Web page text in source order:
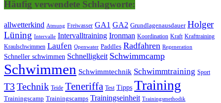
Häufig verwendete Schlagworte:
allwetterkind Atmung Freiwasser GA1 GA2 Grundlagenausdauer Holger
Lüning Intervalle Intervalltraining Ironman Koordination Kraft Krafttraining
Kraulschwimmen Laufen Openwater Paddles Radfahren Regeneration
Schneller schwimmen Schnelligkeit Schwimmcamp
Schwimmen Schwimmtechnik Schwimmtraining Sport
T3Technik Teide Teneriffa Test Tipps Training
Trainingscamp Trainingscamps Trainingseinheit Trainingsmethodik